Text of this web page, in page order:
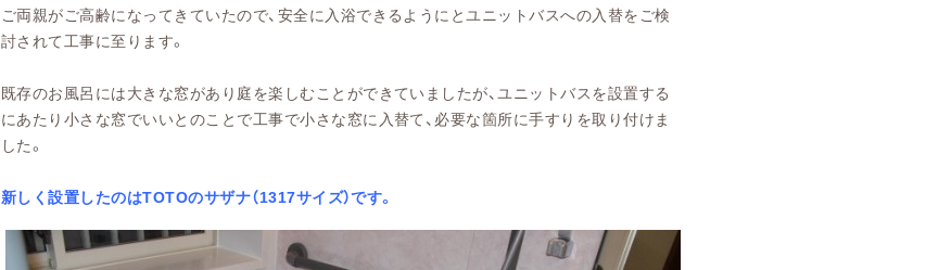
ご両親がご高齢になってきていたので、安全に入浴できるようにとユニットバスへの入替をご検
討されて工事に至ります。
既存のお風呂には大きな窓があり庭を楽しむことができていましたが、ユニットバスを設置する
にあたり小さな窓でいいとのことで工事で小さな窓に入替て、必要な箇所に手すりを取り付けま
した。
新しく設置したのはTOTOのサザナ（1317サイズ）です。